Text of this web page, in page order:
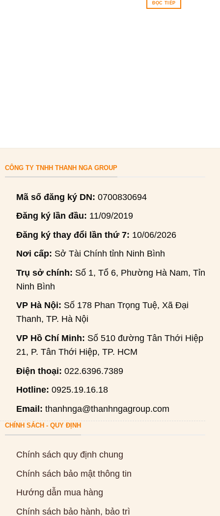
ĐỌC TIẾP
CÔNG TY TNHH THANH NGA GROUP
Mã số đăng ký DN: 0700830694
Đăng ký lần đầu: 11/09/2019
Đăng ký thay đổi lần thứ 7: 10/06/2026
Nơi cấp: Sở Tài Chính tỉnh Ninh Bình
Trụ sở chính: Số 1, Tổ 6, Phường Hà Nam, Tỉnh
Ninh Bình
VP Hà Nội: Số 178 Phan Trọng Tuệ, Xã Đại
Thanh, TP. Hà Nội
VP Hồ Chí Minh: Số 510 đường Tân Thới Hiệp
21, P. Tân Thới Hiệp, TP. HCM
Điện thoại: 022.6396.7389
Hotline: 0925.19.16.18
Email: thanhnga@thanhngagroup.com
CHÍNH SÁCH - QUY ĐỊNH
Chính sách quy định chung
Chính sách bảo mật thông tin
Hướng dẫn mua hàng
Chính sách bảo hành, bảo trì